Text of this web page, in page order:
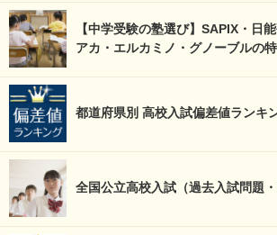
【中学受験の塾選び】SAPIX・日
アカ・エルカミノ・グノーブルの
都道府県別 高校入試偏差値ランキ
全国公立高校入試（過去入試問題・